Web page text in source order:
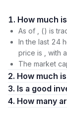
As of , () is
In the last 24
price is , with
The market
2. How much
3. Is a good
4.